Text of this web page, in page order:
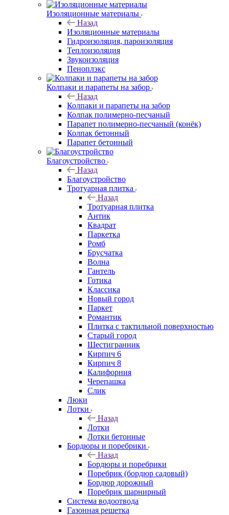
Изоляционные материалы
Назад
Изоляционные материалы
Гидроизоляция, пароизоляция
Теплоизоляция
Звукоизоляция
Пеноплэкс
Колпаки и парапеты на забор
Назад
Колпаки и парапеты на забор
Колпак полимерно-песчаный
Парапет полимерно-песчаный (конёк)
Колпак бетонный
Парапет бетонный
Благоустройство
Назад
Благоустройство
Тротуарная плитка
Назад
Тротуарная плитка
Антик
Квадрат
Паркетка
Ромб
Брусчатка
Волна
Гантель
Готика
Классика
Новый город
Паркет
Романтик
Плитка с тактильной поверхностью
Старый город
Шестигранник
Кирпич 6
Кирпич 8
Калифорния
Черепашка
Слик
Люки
Лотки
Назад
Лотки
Лотки бетонные
Бордюры и поребрики
Назад
Бордюры и поребрики
Поребрик (бордюр садовый)
Бордюр дорожный
Поребрик шарнирный
Система водоотвода
Газонная решетка